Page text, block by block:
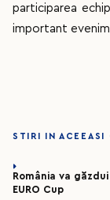
participarea
important
STIRI IN ACEEASI
România va
EURO Cup